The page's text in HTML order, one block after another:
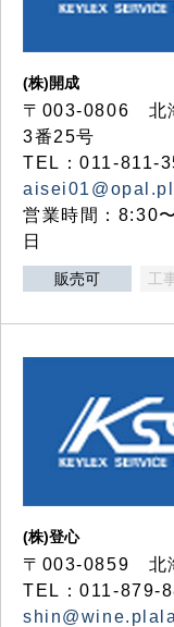
(株)開成
〒003-0806 北
3番25号
TEL：011-811-
営業時間：8:30
日
販売可 工
(株)登心
〒003-0859 北
TEL：011-879-